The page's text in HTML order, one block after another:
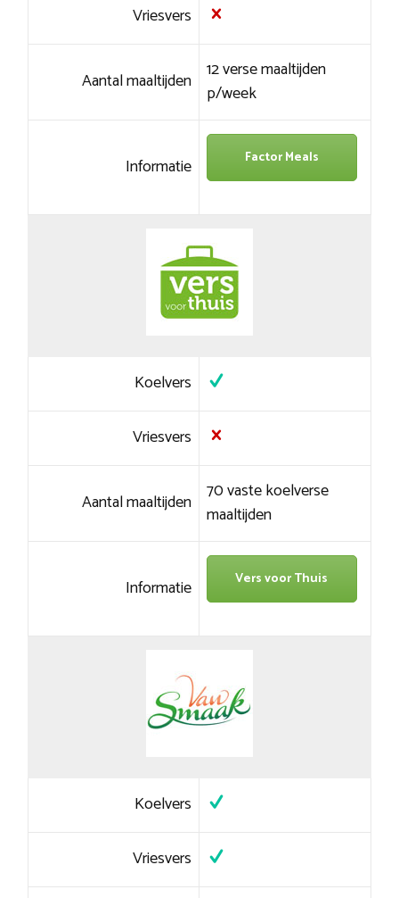
Vriesvers
Aantal maaltijden 12 verse maaltijden
p/week
Informatie Factor Meals
Koelvers
Vriesvers
Aantal maaltijden 70 vaste koelverse
maaltijden
Informatie Vers voor Thuis
Koelvers
Vriesvers